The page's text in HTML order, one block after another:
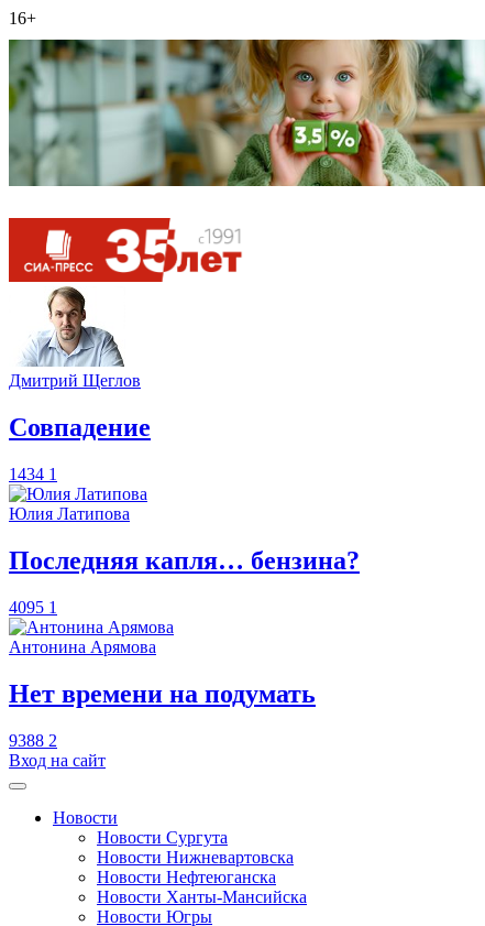
16+
Дмитрий Щеглов
​Совпадение
1434 1
Юлия Латипова
​Последняя капля… бензина?
4095 1
Антонина Арямова
​Нет времени на подумать
9388 2
Вход на сайт
Новости
Новости Сургута
Новости Нижневартовска
Новости Нефтеюганска
Новости Ханты-Мансийска
Новости Югры